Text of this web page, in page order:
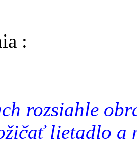
:
rozsiahle
lietadlo a